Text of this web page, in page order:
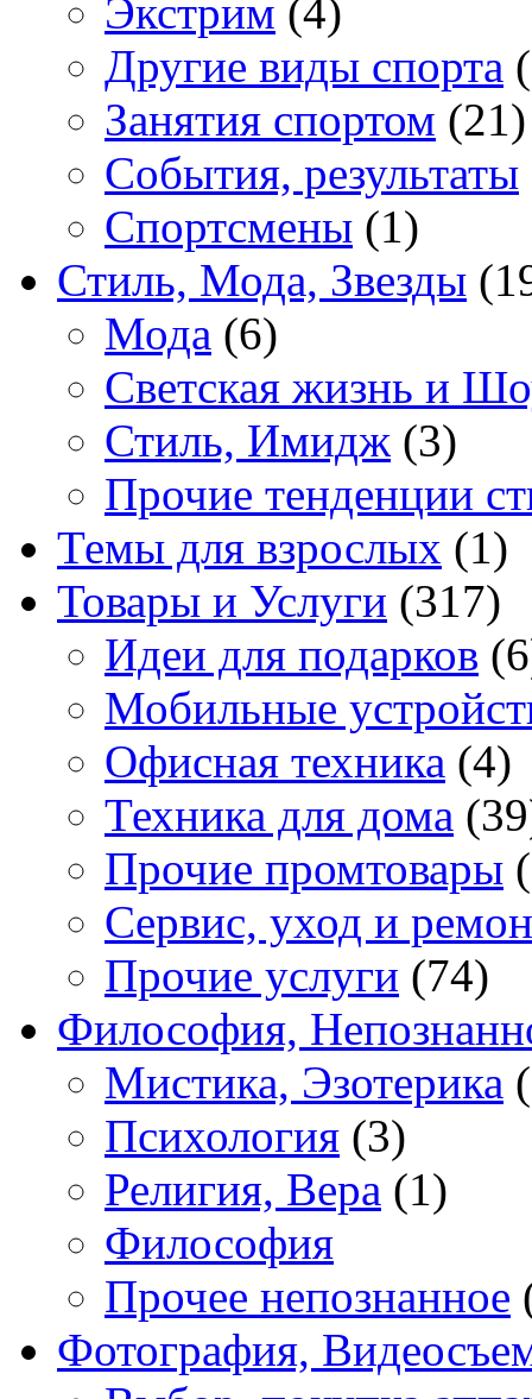
Экстрим (4)
Другие виды спорта
Занятия спортом (21)
События, результаты
Спортсмены (1)
Стиль, Мода, Звезды
Мода (6)
Светская жизнь и
Стиль, Имидж (3)
Прочие тенденции
Темы для взрослых (1)
Товары и Услуги (317)
Идеи для подарков
Мобильные
Офисная техника (4)
Техника для дома
Прочие промтовары
Сервис, уход и
Прочие услуги (74)
Философия,
Мистика, Эзотерика
Психология (3)
Религия, Вера (1)
Философия
Прочее непознанное
Фотография,